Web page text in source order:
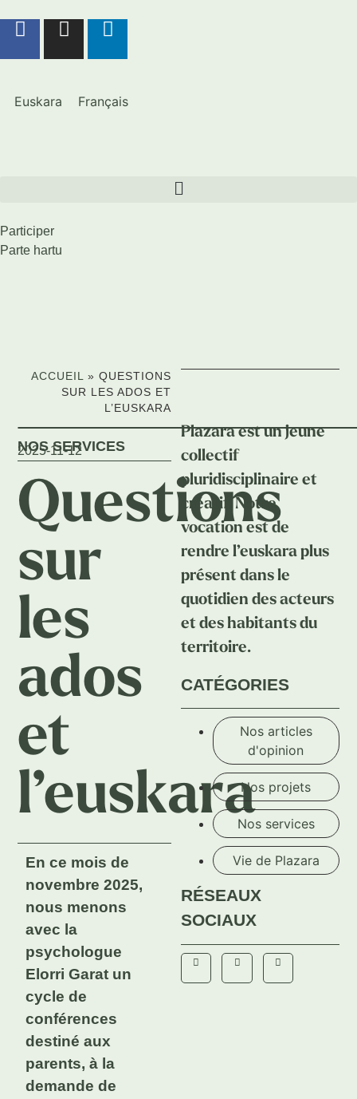
Euskara Français
Participer
Parte hartu
ACCUEIL» QUESTIONS
SUR LES ADOS ET
L’EUSKARA
NOS SERVICES
2025-11-12
Questions
sur
les
ados
et
l’euskara
En ce mois de
novembre 2025,
nous menons
avec la
psychologue
Elorri Garat un
cycle de
conférences
destiné aux
parents, à la
demande de
Plazara est un jeune
collectif
pluridisciplinaire et
créatif. Notre
vocation est de
rendre l’euskara plus
présent dans le
quotidien des acteurs
et des habitants du
territoire.
CATÉGORIES
Nos articles
d'opinion
Nos projets
Nos services
Vie de Plazara
RÉSEAUX
SOCIAUX